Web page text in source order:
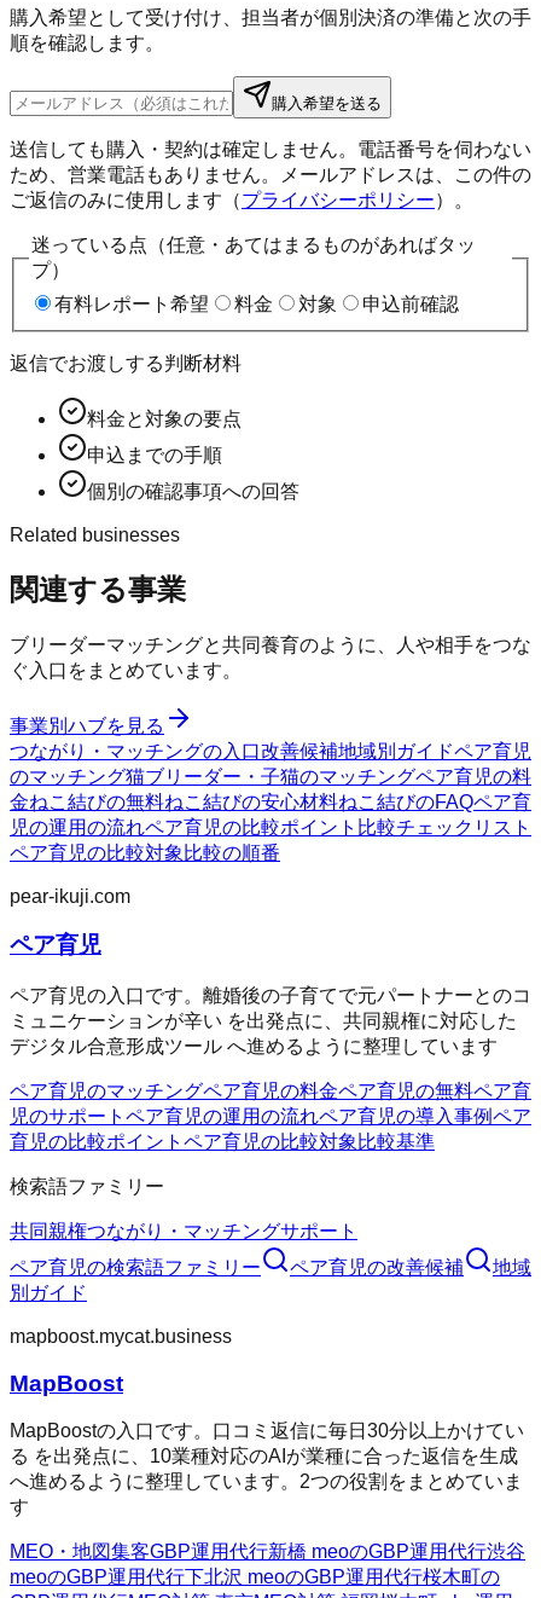
購入希望として受け付け、担当者が個別決済の準備と次の手
順を確認します。
購入希望を送る
送信しても購入・契約は確定しません。電話番号を伺わない
ため、営業電話もありません。メールアドレスは、この件の
ご返信のみに使用します（プライバシーポリシー）。
迷っている点（任意・あてはまるものがあればタッ
プ）
有料レポート希望
料金 対象 申込前確認
返信でお渡しする判断材料
料金と対象の要点
申込までの手順
個別の確認事項への回答
Related businesses
関連する事業
ブリーダーマッチングと共同養育のように、人や相手をつな
ぐ入口をまとめています。
事業別ハブを見る
つながり・マッチングの入口改善候補地域別ガイドペア育児
のマッチング猫ブリーダー・子猫のマッチングペア育児の料
金ねこ結びの無料ねこ結びの安心材料ねこ結びのFAQペア育
児の運用の流れペア育児の比較ポイント 比較チェックリスト
ペア育児の比較対象 比較の順番
pear-ikuji.com
ペア育児
ペア育児の入口です。離婚後の子育てで元パートナーとのコ
ミュニケーションが辛い を出発点に、共同親権に対応した
デジタル合意形成ツール へ進めるように整理しています
ペア育児のマッチングペア育児の料金ペア育児の無料ペア育
児のサポート ペア育児の運用の流れペア育児の導入事例ペア
育児の比較ポイント ペア育児の比較対象 比較基準
検索語ファミリー
共同親権つながり・マッチングサポート
ペア育児の検索語ファミリー ペア育児の改善候補
地域
別ガイド
mapboost.mycat.business
MapBoost
MapBoostの入口です。口コミ返信に毎日30分以上かけてい
る を出発点に、10業種対応のAIが業種に合った返信を生成
へ進めるように整理しています。2つの役割をまとめていま
す
MEO・地図集客GBP運用代行新橋 meoのGBP運用代行渋谷
meoのGBP運用代行下北沢 meoのGBP運用代行桜木町の